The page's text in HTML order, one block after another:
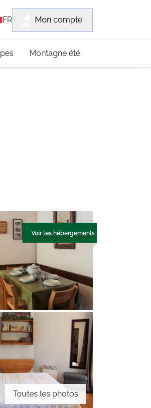
FR Mon compte
Montagne été
Toutes les photos
Voir les hébergements